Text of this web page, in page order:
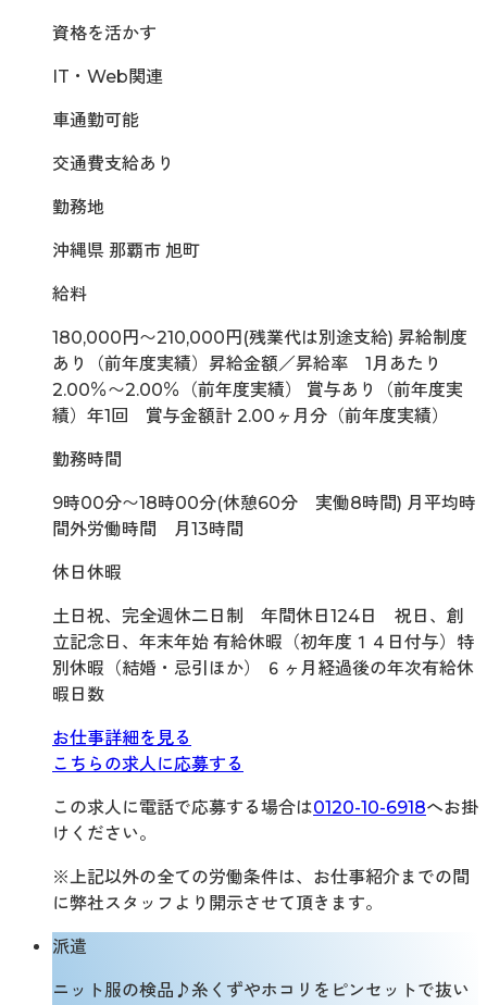
資格を活かす
IT・Web関連
車通勤可能
交通費支給あり
勤務地
沖縄県 那覇市 旭町
給料
180,000円〜210,000円(残業代は別途支給) 昇給制度
あり（前年度実績）昇給金額／昇給率 1月あたり
2.00％〜2.00％（前年度実績） 賞与あり（前年度実
績）年1回 賞与金額計 2.00ヶ月分（前年度実績）
勤務時間
9時00分〜18時00分(休憩60分 実働8時間) 月平均時
間外労働時間 月13時間
休日休暇
土日祝、完全週休二日制 年間休日124日 祝日、創
立記念日、年末年始 有給休暇（初年度１４日付与）特
別休暇（結婚・忌引ほか） ６ヶ月経過後の年次有給休
暇日数
お仕事詳細を見る
こちらの求人に応募する
この求人に電話で応募する場合は0120-10-6918へお掛
けください。
※上記以外の全ての労働条件は、お仕事紹介までの間
に弊社スタッフより開示させて頂きます。
派遣
ニット服の検品♪糸くずやホコリをピンセットで抜い